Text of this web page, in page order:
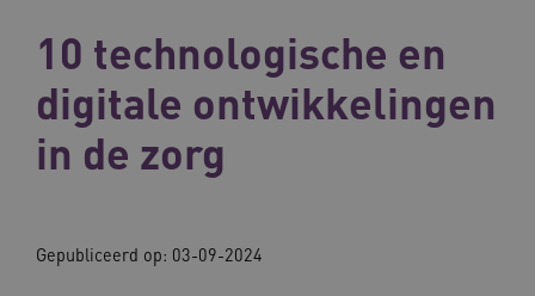
10 technologische en
digitale ontwikkelingen
in de zorg
Gepubliceerd op: 03-09-2024